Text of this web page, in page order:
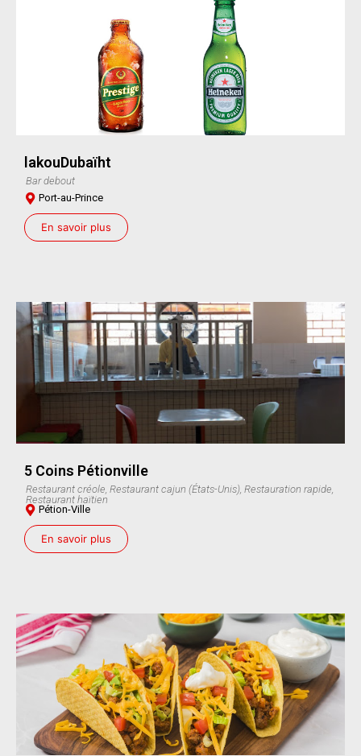
lakouDubaïht
Bar debout
Port-au-Prince
En savoir plus
5 Coins Pétionville
Restaurant créole, Restaurant cajun (États-Unis), Restauration rapide,
Restaurant haïtien
Pétion-Ville
En savoir plus